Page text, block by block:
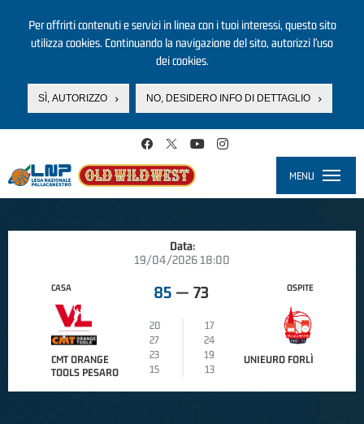
Per offrirti contenuti e servizi in linea con i tuoi interessi, questo sito
utilizza cookies. Continuando la navigazione del sito, autorizzi l’uso
dei cookies.
SÌ, AUTORIZZO NO, DESIDERO INFO DI DETTAGLIO
MENU
Data:
19/04/2026 18:00
CASA
CMT ORANGE
TOOLS PESARO
85 — 73
20
17
27
24
23
19
15
13
OSPITE
UNIEURO FORLÌ